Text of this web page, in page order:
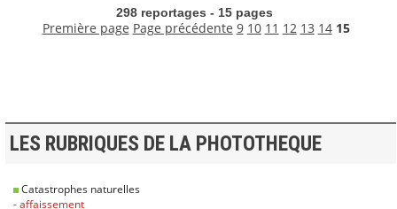
298 reportages - 15 pages
Première page Page précédente 9 10 11 12 13 14 15
LES RUBRIQUES DE LA PHOTOTHEQUE
Catastrophes naturelles
- affaissement